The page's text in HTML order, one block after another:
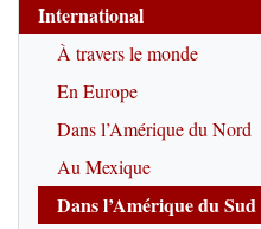
International
À travers le monde
En Europe
Dans l’Amérique du Nord
Au Mexique
Dans l’Amérique du Sud